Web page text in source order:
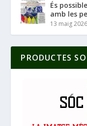
És
amb les
13 maig 2026
PRODUCTES